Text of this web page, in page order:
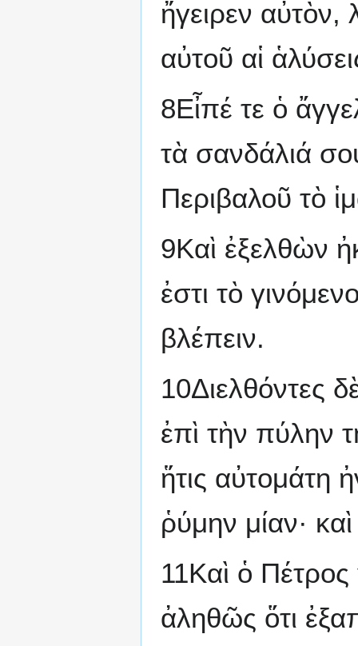
ἤγειρεν
αὐτοῦ αἱ
8Εἶπέ τε ὁ
τὰ σανδάλιά
Περιβαλοῦ τὸ
9Καὶ ἐξελθὼν
ἐστι τὸ
βλέπειν.
10Διελθόντες
ἐπὶ τὴν πύλην
ἥτις αὐτομάτη
ῥύμην μίαν·
11Καὶ ὁ
ἀληθῶς ὅτι